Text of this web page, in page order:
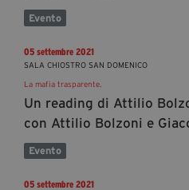
Evento
05 settembre 2021
SALA CHIOSTRO SAN DOMENICO
La mafia trasparente.
Un reading di Attilio
con Attilio Bolzoni e
Evento
05 settembre 2021